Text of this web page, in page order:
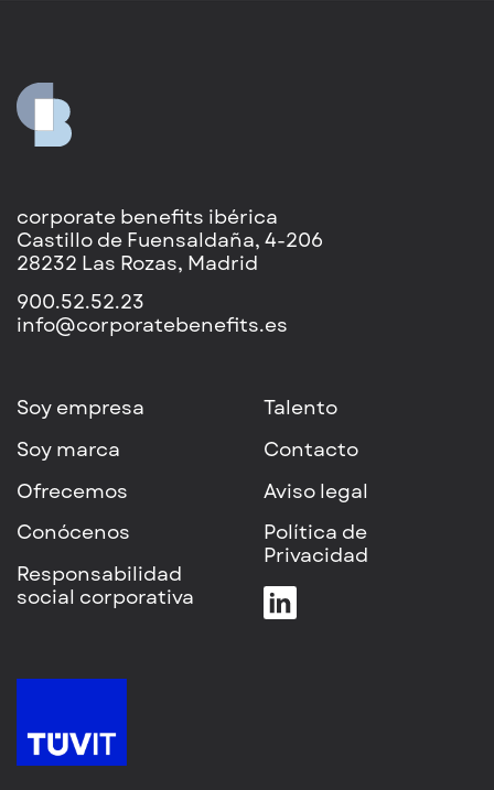
corporate benefits ibérica
Castillo de Fuensaldaña, 4-206
28232 Las Rozas, Madrid
900.52.52.23
info@corporatebenefits.es
Soy empresa
Soy marca
Ofrecemos
Conócenos
Responsabilidad
social corporativa
Talento
Contacto
Aviso legal
Política de
Privacidad